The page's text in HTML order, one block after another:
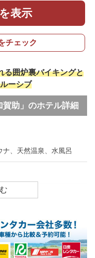
表示
チェック
る囲炉裏バイキングと
ーシブ
助」のホテル詳細
、天然温泉、水風呂
消化器病
グ)